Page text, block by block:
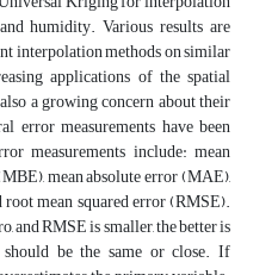
humidity. Various results are
interpolation methods on similar
applications of the spatial
a growing concern about their
error measurements have been
measurements include: mean
mean absolute error (MAE),
mean squared error (RMSE).
and RMSE is smaller, the better is
be the same or close. If